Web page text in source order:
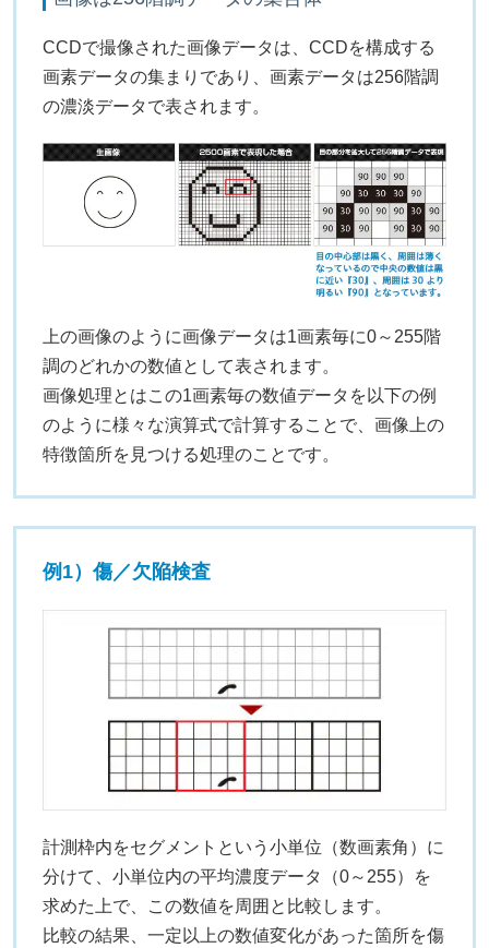
CCDで撮像された画像データは、CCDを構成する
画素データの集まりであり、画素データは256階調
の濃淡データで表されます。
上の画像のように画像データは1画素毎に0～255階
調のどれかの数値として表されます。
画像処理とはこの1画素毎の数値データを以下の例
のように様々な演算式で計算することで、画像上の
特徴箇所を見つける処理のことです。
例1）傷／欠陥検査
計測枠内をセグメントという小単位（数画素角）に
分けて、小単位内の平均濃度データ（0～255）を
求めた上で、この数値を周囲と比較します。
比較の結果、一定以上の数値変化があった箇所を傷